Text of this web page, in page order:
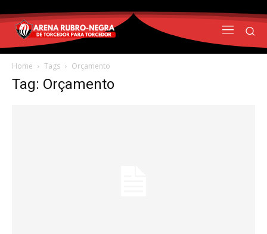
Home Tags Orçamento
Tag: Orçamento